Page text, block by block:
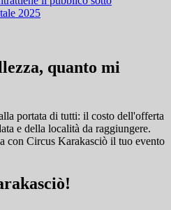
quanto mi
portata di tutti: il costo dell'offerta
e della località da raggiungere.
con Circus Karakasciò il tuo evento